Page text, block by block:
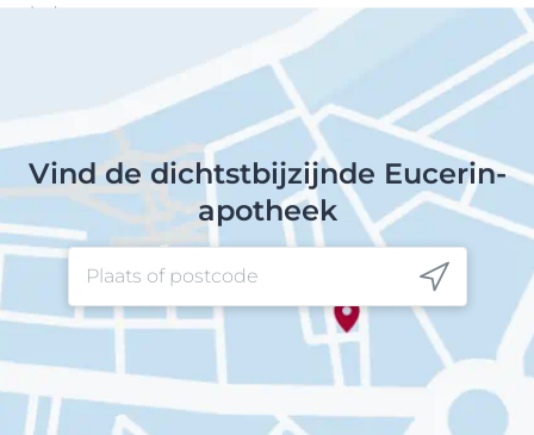
deelnemers
Vind de dichtstbijzijnde Eucerin-
apotheek